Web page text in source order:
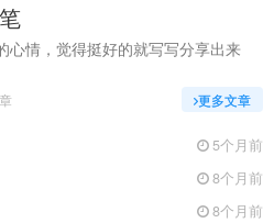
心情，觉得挺好的就写写分享出来
更多文章
5个月前
8个月前
8个月前